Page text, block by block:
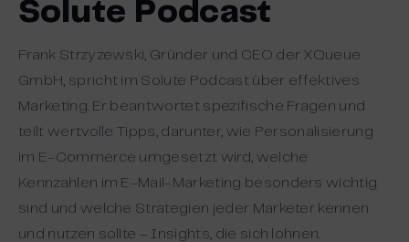
Solute Podcast
Frank Strzyzewski, Gründer und CEO der XQueue
GmbH, spricht im Solute Podcast über effektives
Marketing. Er beantwortet spezifische Fragen und
teilt wertvolle Tipps, darunter, wie Personalisierung
im E-Commerce umgesetzt wird, welche
Kennzahlen im E-Mail-Marketing besonders wichtig
sind und welche Strategien jeder Marketer kennen
und nutzen sollte – Insights, die sich lohnen.